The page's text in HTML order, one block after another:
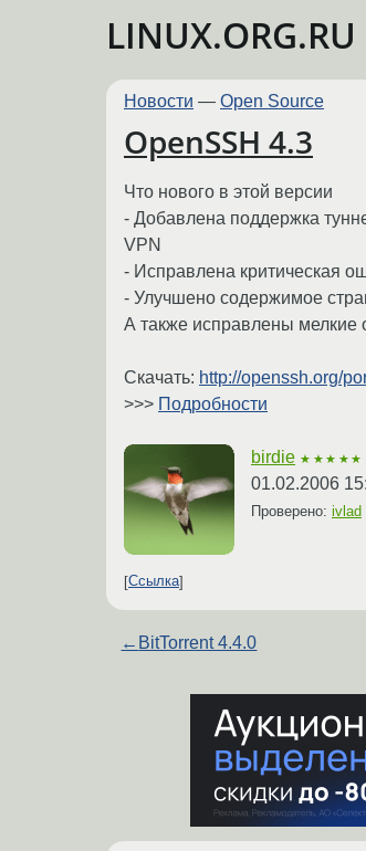
LINUX.ORG.RU
Новости — Open Source
OpenSSH 4.3
Что нового в этой версии
- Добавлена поддержка
VPN
- Исправлена критическая
- Улучшено содержимое
А также исправлены
Скачать: http://openssh.org/
>>> Подробности
birdie ★★★★★
01.02.2006
Проверено: ivlad
Ссылка
← BitTorrent 4.4.0